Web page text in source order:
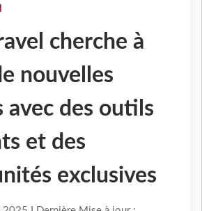
cherche à
nouvelles
avec des outils
et des
exclusives